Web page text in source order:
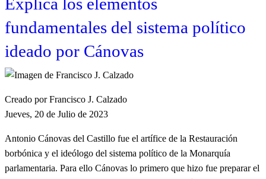
fundamentales del sistema político
ideado por Cánovas
Creado por Francisco J. Calzado
Jueves, 20 de Julio de 2023
Antonio Cánovas del Castillo fue el artífice de la Restauración
borbónica y el ideólogo del sistema político de la Monarquía
parlamentaria. Para ello Cánovas lo primero que hizo fue preparar el